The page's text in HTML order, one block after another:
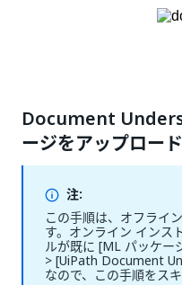
Document
ージをアップロー
注:
この手順は、オフライ
す。オンライン インス
ルが既に [ML パッケー
> [UiPath Document
なので、この手順をス